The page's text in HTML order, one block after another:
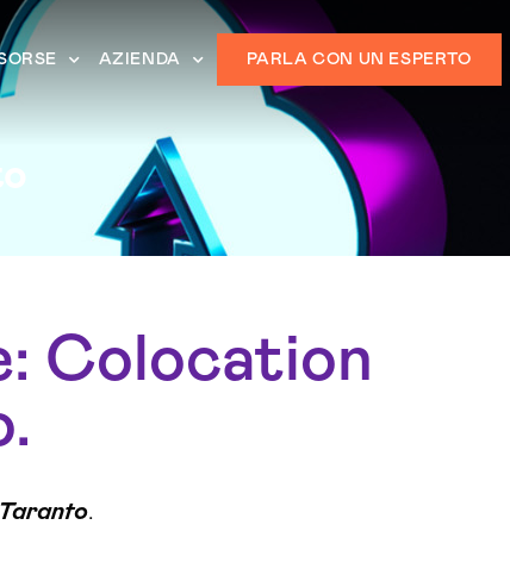
AZIENDA PARLA CON UN ESPERTO
Colocation
.